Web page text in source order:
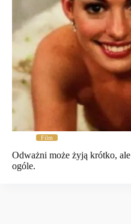
Film
Odważni może żyją krótko,
ogóle.